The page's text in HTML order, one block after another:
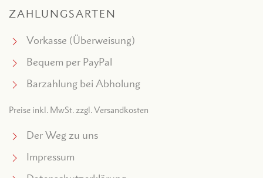
ZAHLUNGSARTEN
Vorkasse (Überweisung)
Bequem per PayPal
Barzahlung bei Abholung
Preise inkl. MwSt. zzgl. Versandkosten
Der Weg zu uns
Impressum